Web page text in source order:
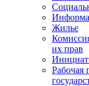
Жилье
их прав
Рабочая